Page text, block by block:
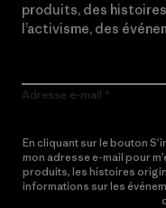
produits, des
l’activisme, des
Adresse e-mail
En cliquant sur le bouton
mon adresse e-mail pour
produits, les histoires
informations sur les